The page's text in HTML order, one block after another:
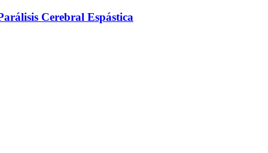
Cerebral Espástica